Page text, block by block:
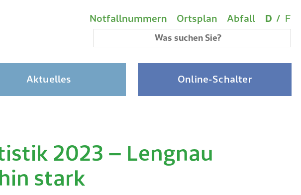
Metanavigation
Wichtige Links
Notfallnummern Ortsplan Abfall D / F
Aktuelles Online-Schalter
2023 – Lengnau
stark